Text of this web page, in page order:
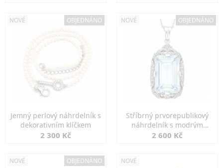
NOVÉ OBJEDNÁNO
Jemný perlový náhrdelník s
dekorativním klíčkem
2 300 Kč
NOVÉ OBJEDNÁNO
Stříbrný prvorepublikový
náhrdelník s modrým
spinelem
2 600 Kč
NOVÉ OBJEDNÁNO NOVÉ